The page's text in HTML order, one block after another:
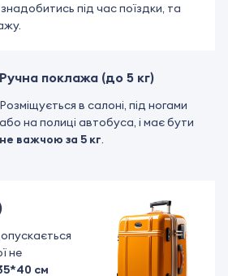
під час поїздки, та
Ручна поклажа (до 5 кг)
Розміщується в салоні, під ногами
або на полиці автобуса, і має бути
не важчою за 5 кг.
не
см